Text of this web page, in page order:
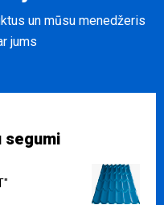
un mūsu menedžeris
jums
segumi